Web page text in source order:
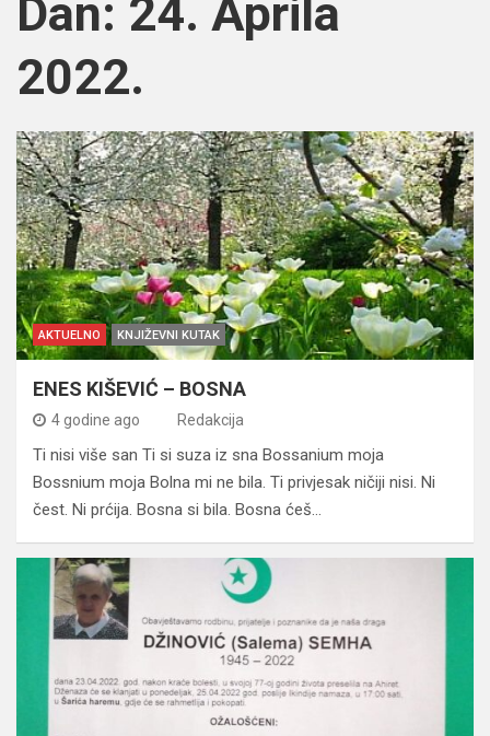
Dan: 24. Aprila
2022.
AKTUELNO KNJIŽEVNI KUTAK
ENES KIŠEVIĆ – BOSNA
4 godine ago Redakcija
Ti nisi više san Ti si suza iz sna Bossanium moja
Bossnium moja Bolna mi ne bila. Ti privjesak ničiji nisi. Ni
čest. Ni prćija. Bosna si bila. Bosna ćeš…